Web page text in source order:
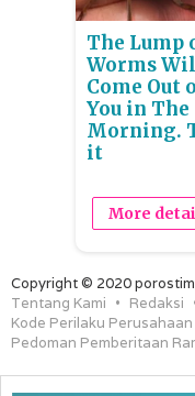
The Lump
Worms
Come Out
You in The
Morning.
it
More
Copyright © 2020
Tentang Kami
Redaksi
Kode Perilaku
Pedoman Pemberitaan